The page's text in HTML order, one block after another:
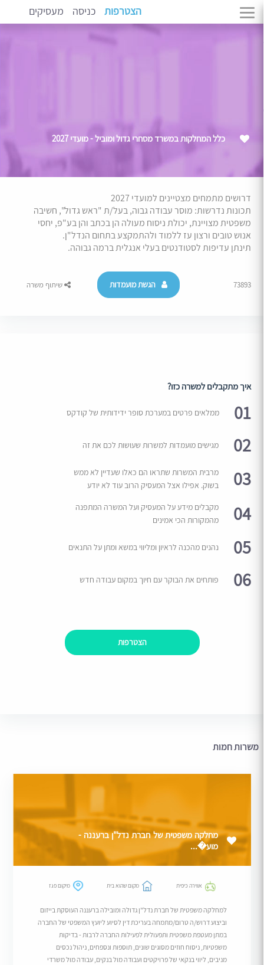
הצטרפות כניסה מעסיקים
כלל המחלקות במשרד מסחרי גדול ומוביל - מועדי 2027
דרושים מתמחים מצטיינים למועדי 2027
תכונות נדרשות: מוסר עבודה גבוה, בעל/ת "ראש גדול", חשיבה
משפטית מצויינת, יכולת ניסוח מעולה הן בכתב והן בע"פ, יחסי
אנוש טובים ורצון עז ללמוד ולהתמקצע בתחום הנדל"ן.
תינתן עדיפות לסטודנטים בעלי אנגלית ברמה גבוהה.
73893 הגשת מועמדות שיתוף משרה
איך מתקבלים למשרה כזו?
01 ממלאים פרטים במערכת סופר ידידותית של קודקס
02 מגישים מועמדות למשרות שעושות לכם את זה
03
מרבית המשרות שתראו הם כאלו שעדיין לא ממש
בשוק. אפילו אצל המעסיק הרוב עוד לא יודע
04
מקבלים מידע על המעסיק ועל המשרה המתפנה
מהמקורות הכי אמינים
05 נהנים מהכנה לראיון ומליווי במשא ומתן על התנאים
06 פותחים את הבוקר עם חיוך במקום עבודה חדש
הצטרפות
משרות חמות
מחלקה משפטית של חברת נדל"ן ברעננה -
מוע�...
אווירה כיפית מקום שהוא בית מיקום פגז
למחלקה משפטית של חברת נדל"ן גדולה ומובילה ברעננה העוסקת בייזום
וביצוע דרוש/ה טרום/מתמחה בעריכת דין לסיוע ליועץ המשפטי של החברה
במתן מעטפת משפטית ותפעולית לפעילות החברה לרבות - בדיקות
משפטיות, ניסוח חוזים מסוגים שונים, תוספות ונספחים, ניהול נכסים
מניבים, ליווי בנקאי של פרויקטים ועבודה מול בנקים, עבודה מול משרדי